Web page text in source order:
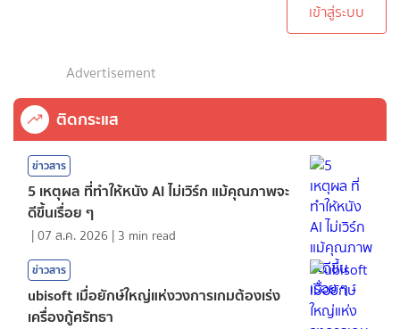
เข้าสู่ระบบ
Advertisement
ติดกระแส
ข่าวสาร
5 เหตุผล ที่ทำให้หนัง AI ไม่เวิร์ก แม้คุณภาพจะ
ดีขึ้นเรื่อย ๆ
|07 ส.ค. 2026 | 3 min read
ข่าวสาร
ubisoft เมื่อยักษ์ใหญ่แห่งวงการเกมต้องเร่ง
เครื่องกู้ศรัทธา